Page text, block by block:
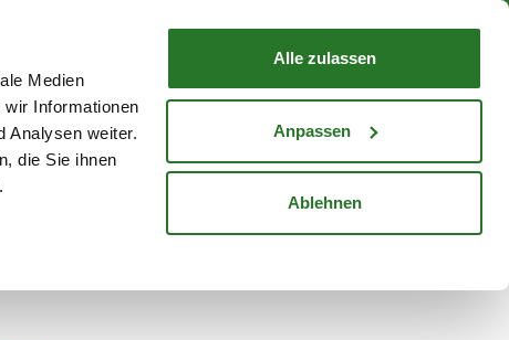
Medien
Informationen
Analysen weiter.
die Sie ihnen
Alle zulassen
Anpassen
Ablehnen
Mein KontoStandorte
WARENKORB
Karriere